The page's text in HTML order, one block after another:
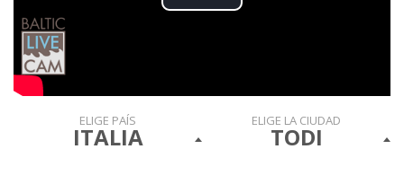
Play
ELIGE PAÍS
ITALIA
ELIGE LA CIUDAD
TODI